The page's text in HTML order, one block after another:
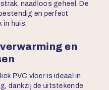
naadloos geheel. De
en perfect
huis.
en
PVC vloer is ideaal in
dankzij de uitstekende